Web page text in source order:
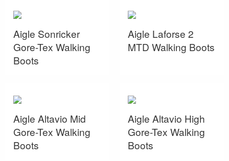
Aigle Sonricker
Gore-Tex Walking
Boots
Aigle Laforse 2
MTD Walking Boots
Aigle Altavio Mid
Gore-Tex Walking
Boots
Aigle Altavio High
Gore-Tex Walking
Boots